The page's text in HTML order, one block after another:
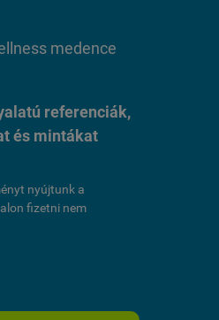
medence
referenciák,
és mintákat
nyújtunk a
fizetni nem